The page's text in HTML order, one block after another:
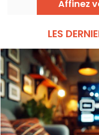
Affinez
LES